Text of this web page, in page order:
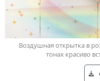
Женщине
Мужчине
Маме
Воздушная открытка в
тонах красиво